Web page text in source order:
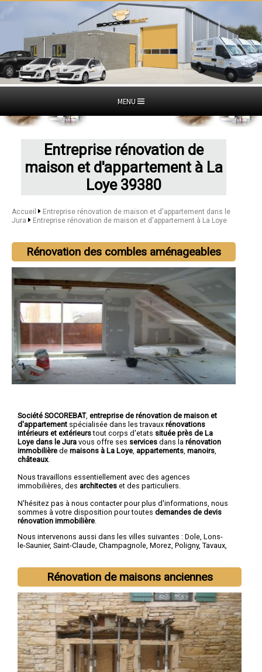
MENU
Entreprise rénovation de
maison et d'appartement à La
Loye 39380
Accueil
Entreprise rénovation de maison et d'appartement dans le
Jura
Entreprise rénovation de maison et d'appartement à La Loye
Rénovation des combles aménageables
Société SOCOREBAT, entreprise de rénovation de maison et
d'appartement spécialisée dans les travaux rénovations
intérieurs et extérieurstout corps d'etats située près de La
Loye dans le Jura vous offre ses services dans la rénovation
immobilière de maisons à La Loye appartements manoirs
châteaux.
Nous travaillons essentiellement avec des agences
immobilières, des architectes et des particuliers.
N'hésitez pas à nous contacter pour plus d'informations, nous
sommes à votre disposition pour toutes demandes de devis
rénovation immobilière
Nous intervenons aussi dans les villes suivantes : Dole, Lons-
le-Saunier, Saint-Claude, Champagnole, Morez, Poligny, Tavaux,
Rénovation de maisons anciennes